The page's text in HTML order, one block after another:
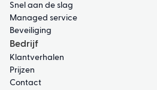
Snel aan de slag
Managed service
Beveiliging
Bedrijf
Klantverhalen
Prijzen
Contact